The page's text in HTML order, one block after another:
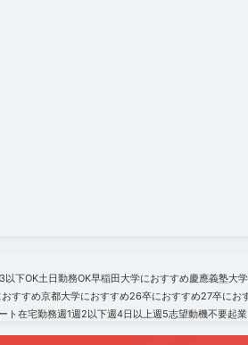
以下OK土日勤務OK早稲田大学におすすめ慶應義塾大
すすめ京都大学におすすめ26卒におすすめ27卒にお
ト在宅勤務週1週2以下週4日以上週5志望動機不要起